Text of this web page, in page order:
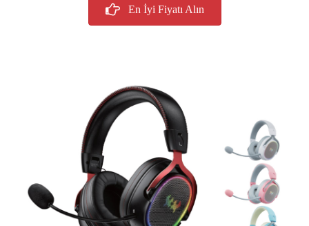
En İyi Fiyatı Alın